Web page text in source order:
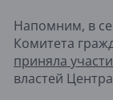
Напомним, в
Комитета
приняла
властей